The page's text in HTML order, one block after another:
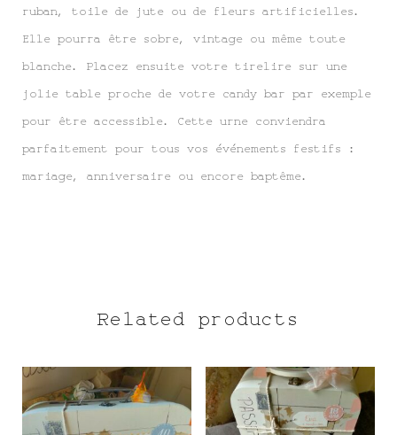
ruban, toile de jute ou de fleurs artificielles.
Elle pourra être sobre, vintage ou même toute
blanche. Placez ensuite votre tirelire sur une
jolie table proche de votre candy bar par exemple
pour être accessible. Cette urne conviendra
parfaitement pour tous vos événements festifs :
mariage, anniversaire ou encore baptême.
Related products